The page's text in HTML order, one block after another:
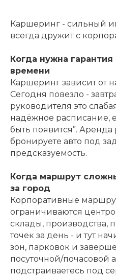
Каршеринг - сильный
всегда дружит с
Когда нужна
времени
Каршеринг зависит от
Сегодня повезло -
руководителя это
надёжное расписание,
быть появится”. Аренда
бронируете авто под
предсказуемость.
Когда маршрут
за город
Корпоративные
ограничиваются
склады, производства,
точек за день - и тут
зон, парковок и
посуточной/почасовой
подстраиваетесь под